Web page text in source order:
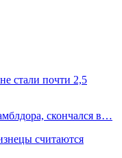
стали почти 2,5
скончался в…
считаются